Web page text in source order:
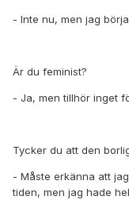
- Inte nu, men jag
Är du feminist?
- Ja, men tillhör inget
Tycker du att den
- Måste erkänna att
tiden, men jag hade